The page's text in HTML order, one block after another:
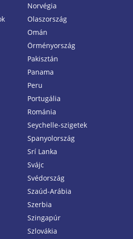
Norvégia
Olaszország
Omán
Örményország
Pakisztán
Panama
Peru
Portugália
Románia
Seychelle-szigetek
Spanyolország
Srí Lanka
Svájc
Svédország
Szaúd-Arábia
Szerbia
Szingapúr
Szlovákia